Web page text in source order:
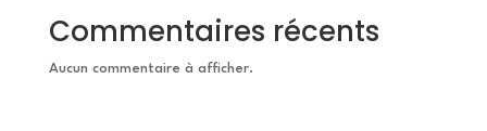
Commentaires récents
Aucun commentaire à afficher.